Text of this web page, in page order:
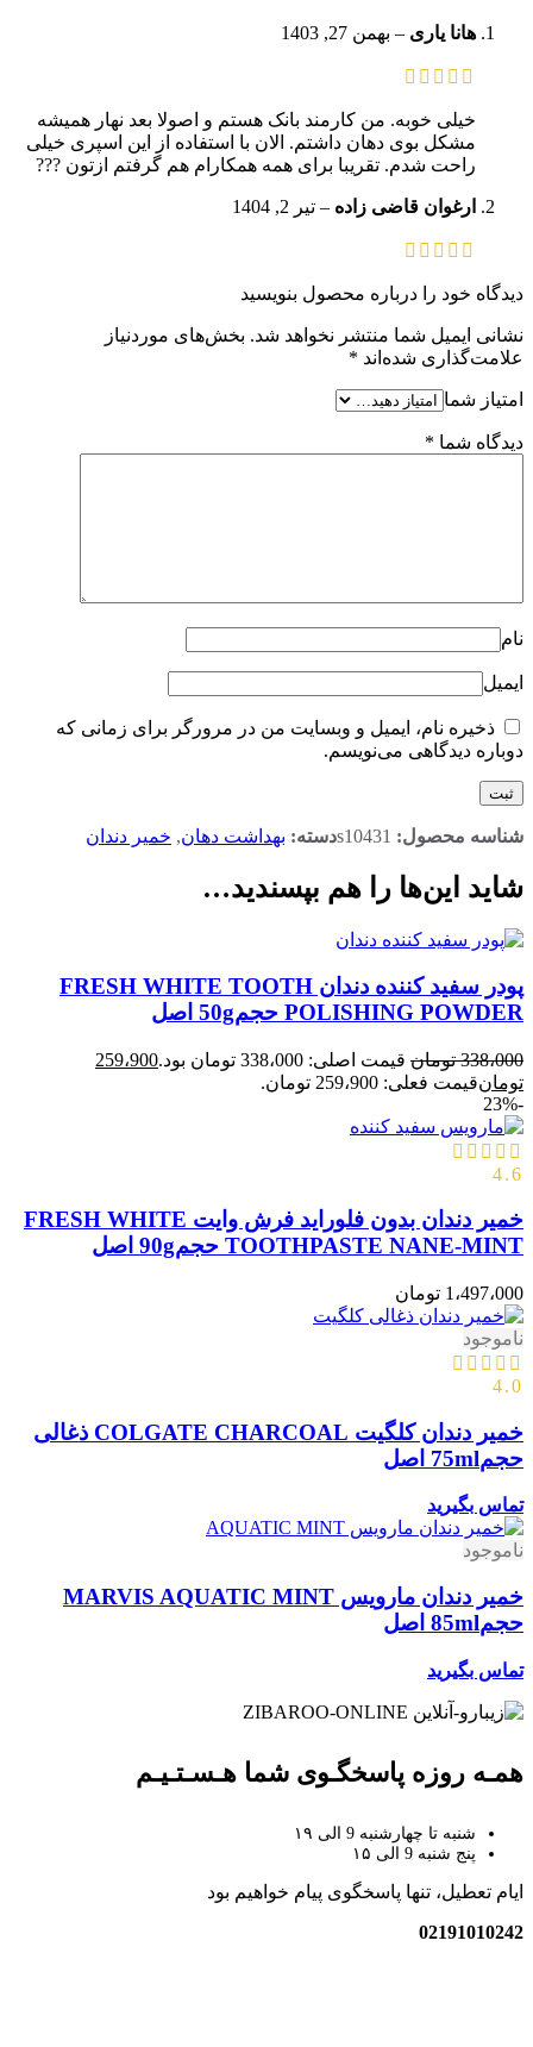
هانا یاری – بهمن 27, 1403
خیلی خوبه. من کارمند بانک هستم و اصولا بعد نهار همیشه
مشکل بوی دهان داشتم. الان با استفاده از این اسپری خیلی
راحت شدم. تقریبا برای همه همکارام هم گرفتم ازتون ???
ارغوان قاضی زاده – تیر 2, 1404
دیدگاه خود را درباره محصول بنویسید
نشانی ایمیل شما منتشر نخواهد شد. بخش‌های موردنیاز
علامت‌گذاری شده‌اند *
امتیاز شما
دیدگاه شما *
نام
ایمیل
ذخیره نام، ایمیل و وبسایت من در مرورگر برای زمانی که
دوباره دیدگاهی می‌نویسم.
شناسه محصول: s10431دسته: بهداشت دهان, خمیر دندان
شاید این‌ها را هم بپسندید…
پودر سفید کننده دندان FRESH WHITE TOOTH
POLISHING POWDER حجم50g اصل
338،000 تومان قیمت اصلی: 338،000 تومان بود.
259،900
تومانقیمت فعلی: 259،900 تومان.
-23%
4.6
خمیر دندان بدون فلوراید فرش وایت FRESH WHITE
TOOTHPASTE NANE-MINT حجم90g اصل
1،497،000 تومان
ناموجود
4.0
خمیر دندان کلگیت COLGATE CHARCOAL ذغالی
حجم75ml اصل
تماس بگیرید
ناموجود
خمیر دندان مارویس MARVIS AQUATIC MINT
حجم85ml اصل
تماس بگیرید
همـه روزه پاسخگـوی شما هـسـتـیـم
شنبه تا چهارشنبه 9 الی ۱۹
پنج شنبه 9 الی ۱۵
ایام تعطیل، تنها پاسخگوی پیام خواهیم بود
02191010242